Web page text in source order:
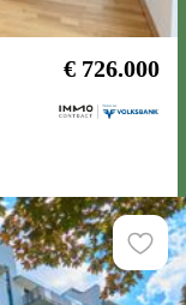
€ 726.000